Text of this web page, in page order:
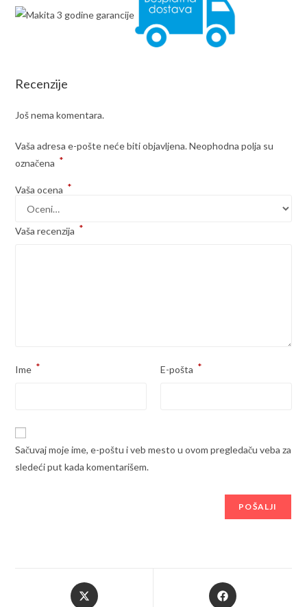
Recenzije
Još nema komentara.
Vaša adresa e-pošte neće biti objavljena. Neophodna polja su
označena *
Vaša ocena *
Vaša recenzija *
Ime * E-pošta *
Sačuvaj moje ime, e-poštu i veb mesto u ovom pregledaču veba za
sledeći put kada komentarišem.
Opens
in
Opens
in